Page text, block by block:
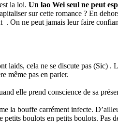
la loi. Un lao Wei seul ne peut
sur cette romance ? En
. On ne peut jamais leur faire
laids, cela ne se discute pas (Sic) .
même pas en parler.
elle prend conscience de sa
la bouffe carrément infecte.
petits boulots en petits boulots. Pas